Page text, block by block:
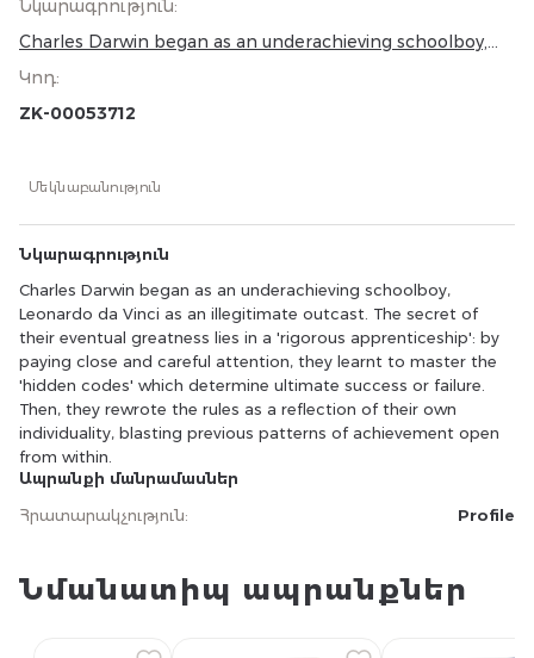
Նկարագրություն:
Charles Darwin began as an underachieving schoolboy,
their eventual greatness lies in a 'rigorous
apprenticeship': by paying close and careful attention,
previous patterns of achievement open from within.
Կոդ:
ZK-00053712
Մեկնաբանություն
Նկարագրություն
Charles Darwin began as an underachieving schoolboy,
Leonardo da Vinci as an illegitimate outcast. The secret of
their eventual greatness lies in a 'rigorous apprenticeship': by
paying close and careful attention, they learnt to master the
'hidden codes' which determine ultimate success or failure.
Then, they rewrote the rules as a reflection of their own
individuality, blasting previous patterns of achievement open
from within.
Ապրանքի մանրամասներ
Հրատարակչություն: Profile
Նմանատիպ ապրանքներ